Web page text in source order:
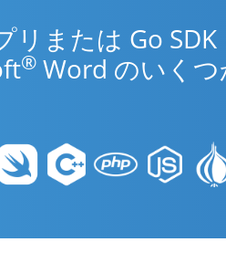
または Go SDK
® Word のいく